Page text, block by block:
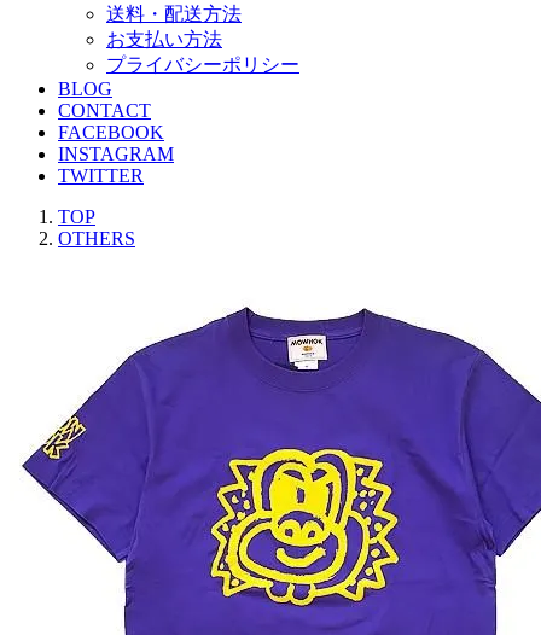
送料・配送方法
お支払い方法
プライバシーポリシー
BLOG
CONTACT
FACEBOOK
INSTAGRAM
TWITTER
TOP
OTHERS